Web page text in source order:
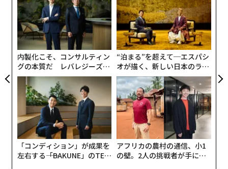
内製化こそ、コンサルティン
グの本質だ レバレジーズが
実践する、次世代ファームの
全貌
“泊まる”を超えて─エスパシ
オが描く、新しい日本のラグ
ジュアリー（中編）
「コンディション」が成果を
左右する――「BAKUNE」のTEN
アフリカの農村の通信、小1
の壁。2人の挑戦者が手にし